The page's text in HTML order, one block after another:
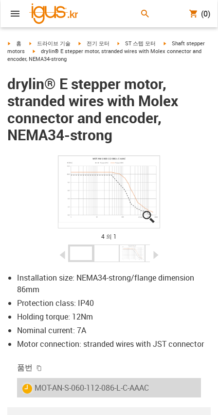
(0)
igus-icon-arrow-right
홈 igus-icon-arrow-right
드라이브 기술 igus-icon-arrow-right
전기 모터 igus-icon-arrow-right
ST 스텝 모터 igus-icon-arrow-right
Shaft stepper
motors
igus-icon-arrow-right
drylin® E stepper motor, stranded wires with Molex connector and
encoder, NEMA34-strong
drylin® E stepper motor,
stranded wires with Molex
connector and encoder,
NEMA34-strong
igus-icon-lupe
igus-icon-lupe
igus-icon-lupe
igus-icon-lupe
4 의 1
Installation size: NEMA34-strong/flange dimension
86mm
Protection class: IP40
Holding torque: 12Nm
Nominal current: 7A
Motor connection: stranded wires with JST connector
품번
igus-icon-lieferzeit
MOT-AN-S-060-112-086-L-C-AAAC